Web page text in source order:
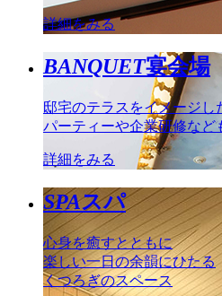
詳細をみる
BANQUET宴会場
邸宅のテラスをイメージし
パーティーや企業研修など
詳細をみる
SPAスパ
心身を癒すとともに
楽しい一日の余韻にひたる
くつろぎのスペース